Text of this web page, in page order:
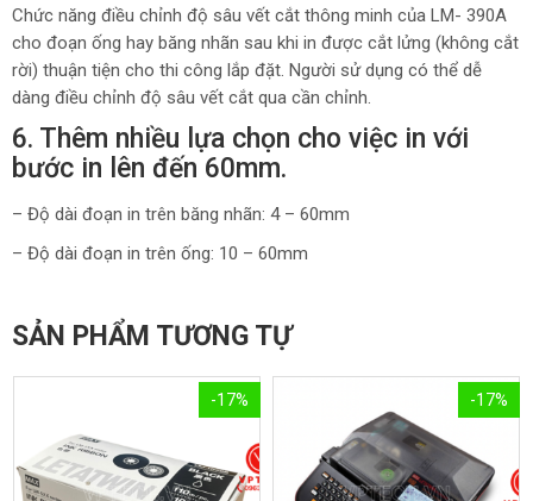
Chức năng điều chỉnh độ sâu vết cắt thông minh của LM- 390A
cho đoạn ống hay băng nhãn sau khi in được cắt lửng (không cắt
rời) thuận tiện cho thi công lắp đặt. Người sử dụng có thể dễ
dàng điều chỉnh độ sâu vết cắt qua cần chỉnh.
6. Thêm nhiều lựa chọn cho việc in với
bước in lên đến 60mm.
– Độ dài đoạn in trên băng nhãn: 4 – 60mm
– Độ dài đoạn in trên ống: 10 – 60mm
SẢN PHẨM TƯƠNG TỰ
-17% -17%